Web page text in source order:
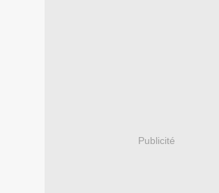
Publicité